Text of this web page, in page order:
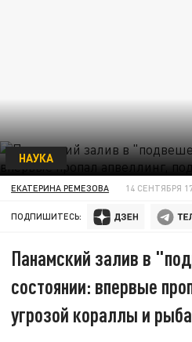
НАУКА
ЕКАТЕРИНА РЕМЕЗОВА 14 СЕНТЯБРЯ
ПОДПИШИТЕСЬ:
Панамский залив в
состоянии: впервые
угрозой кораллы и рыба